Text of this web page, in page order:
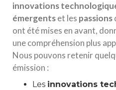
innovations
émergentset les passions
ont été mises en avant,
une compréhension plus
Nous pouvons retenir
émission :
Les innovations